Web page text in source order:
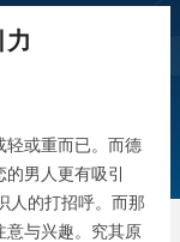
轻或重而已。而德
男人更有吸引
人的打招呼。而那
意与兴趣。究其原